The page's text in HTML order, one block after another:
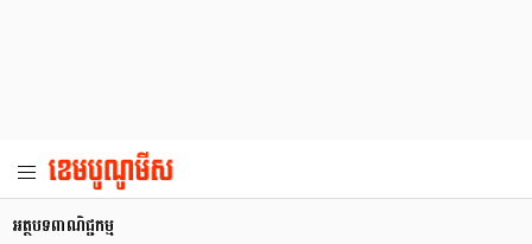
អត្ថបទពាណិជ្ជកម្ម